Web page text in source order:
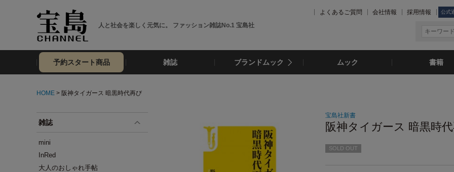
人と社会を楽しく元気に。 ファッション雑誌No.1 宝島社
よくあるご質問 会社情報 採用情報 公式
予約スタート商品 雑誌 ブランドムック ムック 書籍
HOME > 阪神タイガース 暗黒時代再び
雑誌
mini
InRed
大人のおしゃれ手帖
宝島社新書
阪神タイガース 暗黒時
SOLD OUT